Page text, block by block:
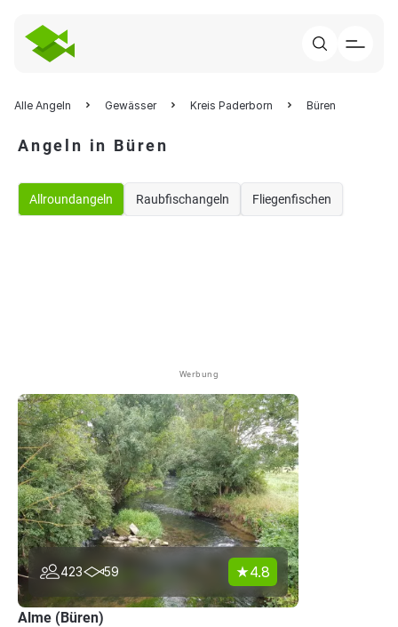
Alle Angeln Gewässer Kreis Paderborn Büren
Angeln in Büren
Allroundangeln Raubfischangeln Fliegenfischen
Werbung
423 59 4.8
Alme (Büren)